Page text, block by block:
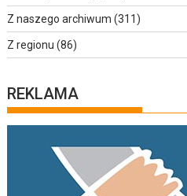
Z naszego archiwum (311)
Z regionu (86)
REKLAMA